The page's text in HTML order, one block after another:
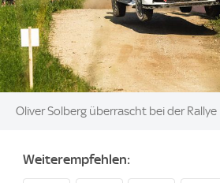
Image:
Oliver Solberg überrascht bei der Rallye
Weiterempfehlen: